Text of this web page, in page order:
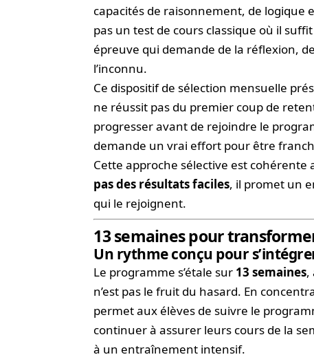
capacités de raisonnement, de logique
pas un test de cours classique où il suffit
épreuve qui demande de la réflexion,
l’inconnu.
Ce dispositif de sélection mensuelle
ne réussit pas du premier coup de
progresser avant de rejoindre le
demande un vrai effort pour être
Cette approche sélective est cohérente
pas des résultats faciles, il promet un
qui le rejoignent.
13 semaines pour
Un rythme conçu pour
Le programme s’étale sur 13 semaines,
n’est pas le fruit du hasard. En
permet aux élèves de suivre le
continuer à assurer leurs cours de la
à un entraînement intensif.